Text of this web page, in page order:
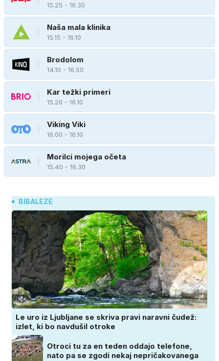
15.25 - 16.30
Naša mala klinika
15.15 - 16.10
Brodolom
14.10 - 16.50
Kar težki primeri
15.20 - 16.10
Viking Viki
16.00 - 16.10
Morilci mojega očeta
15.40 - 16.30
BIBALEZE
Le uro iz Ljubljane se skriva pravi naravni čudež:
izlet, ki bo navdušil otroke
Otroci tu za en teden oddajo telefone,
nato pa se zgodi nekaj nepričakovanega